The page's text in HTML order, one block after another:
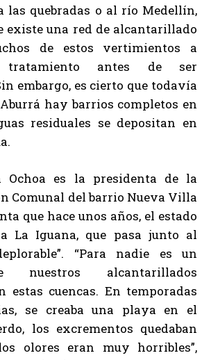
las quebradas o al río Medellín,
existe una red de alcantarillado
de estos vertimientos a
antes de ser
embargo, es cierto que todavía
hay barrios completos en
residuales se depositan en
Ochoa es la presidenta de la
Comunal del barrio Nueva Villa
que hace unos años, el estado
La Iguana, que pasa junto al
“Para nadie es un
nuestros alcantarillados
estas cuencas. En temporadas
se creaba una playa en el
los excrementos quedaban
olores eran muy horribles”,